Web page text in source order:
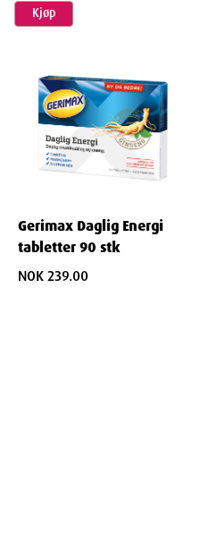
Kjøp
Gerimax Daglig Energi
tabletter 90 stk
NOK 239.00